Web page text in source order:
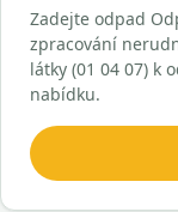
Zadejte odpad
zpracování
látky (01 04 07) k
nabídku.